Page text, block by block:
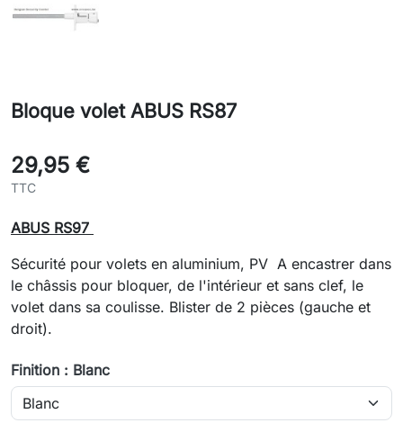
Bloque volet ABUS RS87
29,95 €
TTC
ABUS RS97
Sécurité pour volets en aluminium, PV A encastrer dans
le châssis pour bloquer, de l'intérieur et sans clef, le
volet dans sa coulisse. Blister de 2 pièces (gauche et
droit).
Finition : Blanc